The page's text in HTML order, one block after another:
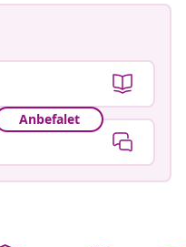
Anbefalet